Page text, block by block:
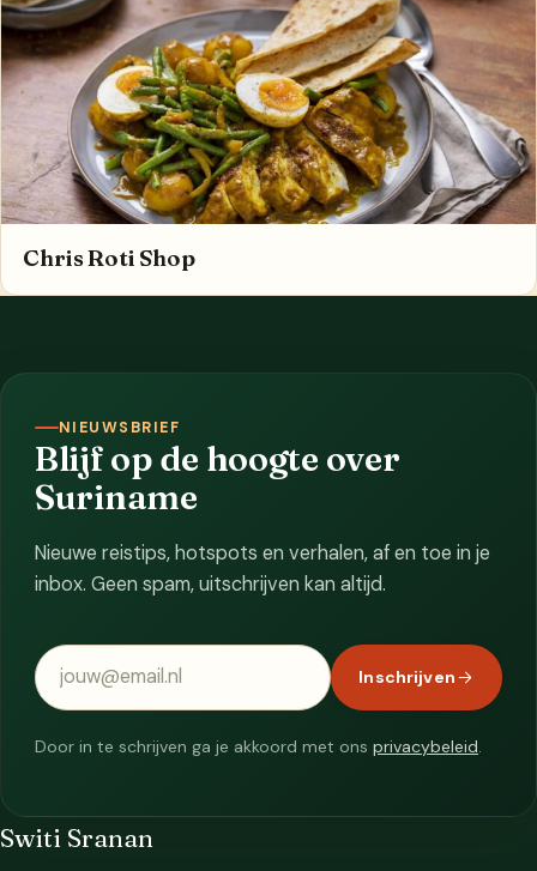
Chris Roti Shop
NIEUWSBRIEF
Blijf op de hoogte over
Suriname
Nieuwe reistips, hotspots en verhalen, af en toe in je
inbox. Geen spam, uitschrijven kan altijd.
E-mailadres
Inschrijven
Door in te schrijven ga je akkoord met ons privacybeleid.
Switi Sranan